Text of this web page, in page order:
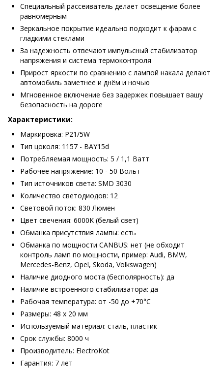
Специальный рассеиватель делает освещение более
равномерным
Зеркальное покрытие идеально подходит к фарам с
гладкими стеклами
За надежность отвечают импульсный стабилизатор
напряжения и система термоконтроля
Прирост яркости по сравнению с лампой накала делают
автомобиль заметнее и днём и ночью
Мгновенное включение без задержек повышает вашу
безопасность на дороге
Характеристики:
Маркировка: P21/5W
Тип цоколя: 1157 - BAY15d
Потребляемая мощность: 5 / 1,1 Ватт
Рабочее напряжение: 10 - 50 Вольт
Тип источников света: SMD 3030
Количество светодиодов: 12
Световой поток: 830 Люмен
Цвет свечения: 6000K (белый свет)
Обманка присутствия лампы: есть
Обманка по мощности CANBUS: нет (не обходит
контроль ламп по мощности, пример: Audi, BMW,
Mercedes-Benz, Opel, Skoda, Volkswagen)
Наличие диодного моста (бесполярность): да
Наличие встроенного стабилизатора: да
Рабочая температура: от -50 до +70°С
Размеры: 48 х 20 мм
Используемый материал: сталь, пластик
Срок службы: 8000 ч
Производитель: ElectroKot
Гарантия: 7 лет